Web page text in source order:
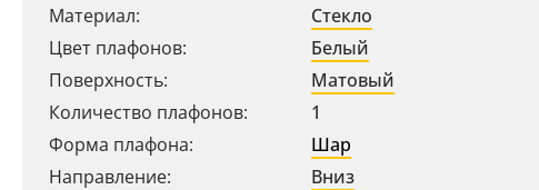
Материал:
Стекло
Цвет плафонов:
Белый
Поверхность:
Матовый
Количество плафонов:
1
Форма плафона:
Шар
Направление:
Вниз